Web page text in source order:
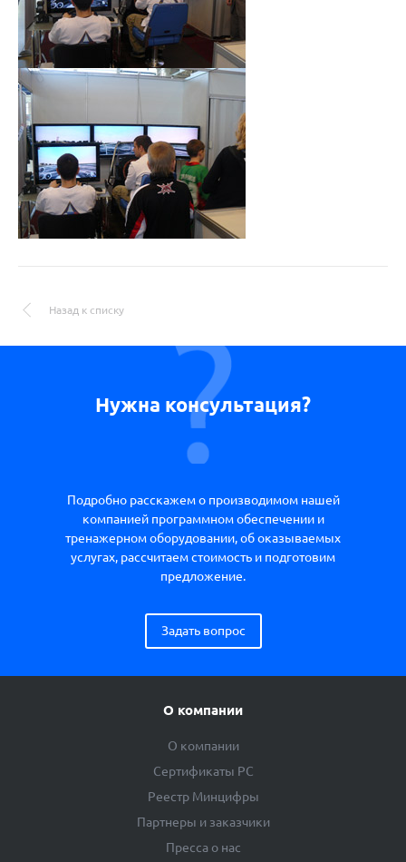
Назад к списку
Нужна консультация?
Подробно расскажем о производимом нашей
компанией программном обеспечении и
тренажерном оборудовании, об оказываемых
услугах, рассчитаем стоимость и подготовим
предложение.
Задать вопрос
О компании
О компании
Сертификаты РС
Реестр Минцифры
Партнеры и заказчики
Пресса о нас